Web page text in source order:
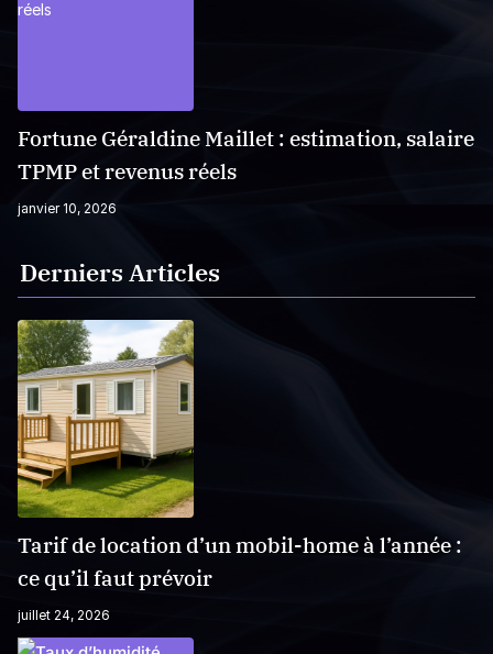
Fortune Géraldine Maillet : estimation, salaire
TPMP et revenus réels
janvier 10, 2026
Derniers Articles
Tarif de location d’un mobil-home à l’année :
ce qu’il faut prévoir
juillet 24, 2026